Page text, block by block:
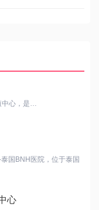
中心，是…
国BNH医院，位于泰国
心